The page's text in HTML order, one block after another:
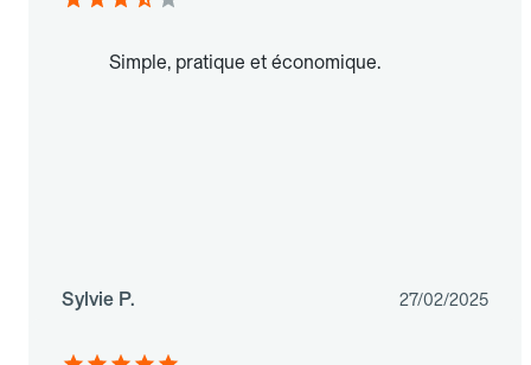
Simple, pratique et économique.
Sylvie P. 27/02/2025